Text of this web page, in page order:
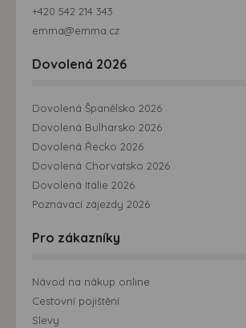
+420 542 214 343
emma@emma.cz
Dovolená 2026
Dovolená Španělsko 2026
Dovolená Bulharsko 2026
Dovolená Řecko 2026
Dovolená Chorvatsko 2026
Dovolená Itálie 2026
Poznávací zájezdy 2026
Pro zákazníky
Návod na nákup online
Cestovní pojištění
Slevy